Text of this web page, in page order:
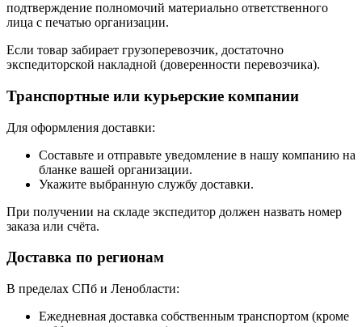
подтверждение полномочий материально ответственного
лица с печатью организации.
Если товар забирает грузоперевозчик, достаточно
экспедиторской накладной (доверенности перевозчика).
Транспортные или курьерские компании
Для оформления доставки:
Составьте и отправьте уведомление в нашу компанию на
бланке вашей организации.
Укажите выбранную службу доставки.
При получении на складе экспедитор должен назвать номер
заказа или счёта.
Доставка по регионам
В пределах СПб и Ленобласти:
Ежедневная доставка собственным транспортом (кроме